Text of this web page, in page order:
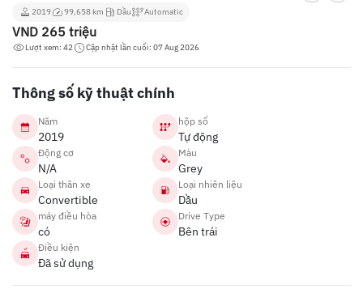
2019 99,658 km Dầu Automatic
VND 265 triệu
Lượt xem: 42 Cập nhật lần cuối: 07 Aug 2026
Thông số kỹ thuật chính
Năm
2019
hộp số
Tự động
Động cơ
N/A
Màu
Grey
Loại thân xe
Convertible
Loại nhiên liệu
Dầu
máy điều hòa
có
Drive Type
Bên trái
Điều kiện
Đã sử dụng